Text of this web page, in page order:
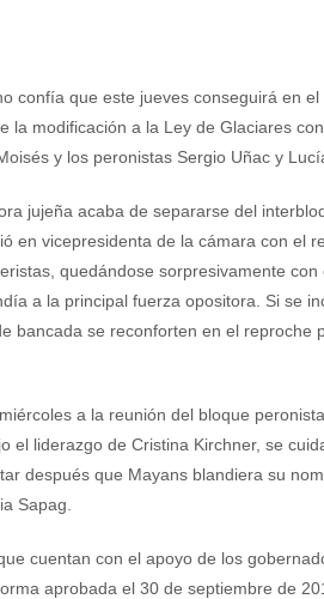
confía que este jueves conseguirá en
la modificación a la Ley de Glaciares
y los peronistas Sergio Uñac y
jujeña acaba de separarse del
en vicepresidenta de la cámara con el
quedándose sorpresivamente con
a la principal fuerza opositora. Si se
bancada se reconforten en el reproche
a la reunión del bloque
el liderazgo de Cristina Kirchner, se
después que Mayans blandiera su
Sapag.
cuentan con el apoyo de los
aprobada el 30 de septiembre de